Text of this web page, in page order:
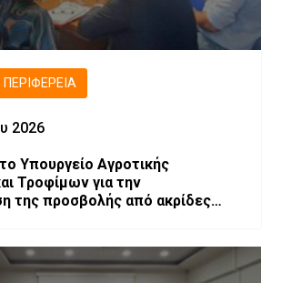
ΠΕΡΙΦΈΡΕΙΑ
2026
Υπουργείο Αγροτικής
Τροφίμων για την
της προσβολής από ακρίδες